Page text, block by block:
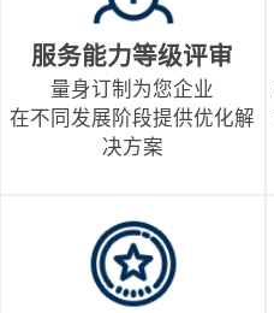
服务能力等级评审
量身订制为您企业
在不同发展阶段提供优化解
决方案